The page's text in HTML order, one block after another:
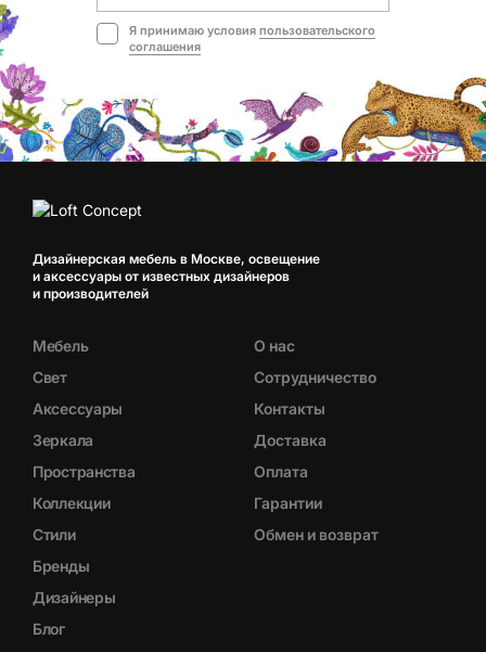
Я принимаю условия пользовательского
соглашения
Дизайнерская мебель в Москве, освещение
и аксессуары от известных дизайнеров
и производителей
Мебель
Свет
Аксессуары
Зеркала
Пространства
Коллекции
Стили
Бренды
Дизайнеры
Блог
О нас
Сотрудничество
Контакты
Доставка
Оплата
Гарантии
Обмен и возврат